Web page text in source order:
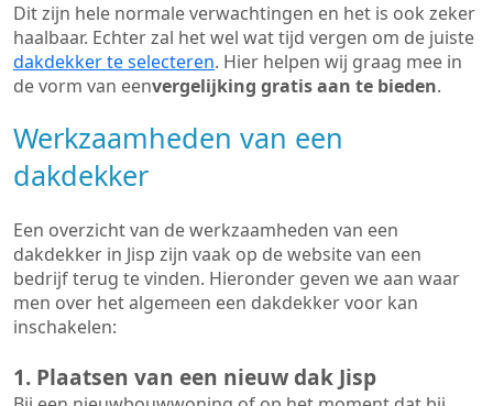
Dit zijn hele normale verwachtingen en het is ook zeker
haalbaar. Echter zal het wel wat tijd vergen om de juiste
dakdekker te selecteren. Hier helpen wij graag mee in
de vorm van eenvergelijking gratis aan te bieden.
Werkzaamheden van een
dakdekker
Een overzicht van de werkzaamheden van een
dakdekker in Jisp zijn vaak op de website van een
bedrijf terug te vinden. Hieronder geven we aan waar
men over het algemeen een dakdekker voor kan
inschakelen:
1. Plaatsen van een nieuw dak Jisp